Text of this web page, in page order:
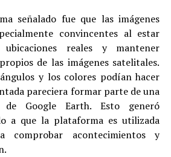
señalado fue que las imágenes
convincentes al estar
ubicaciones reales y mantener
de las imágenes satelitales.
y los colores podían hacer
pareciera formar parte de una
de Google Earth. Esto generó
a que la plataforma es utilizada
comprobar acontecimientos y